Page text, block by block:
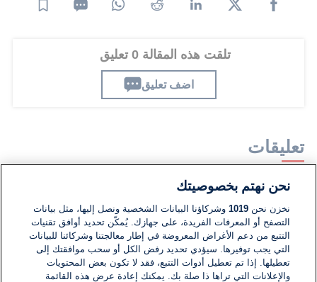
تلقت هذه المقالة 0 تعليق
اضف تعليق
تعليقات
لا توجد تعليقات مكتوبة حتى الآن. كن الأول!
اكتب تعليقًا جديدًا ...
نحن نهتم بخصوصيتك
نخزن نحن1019 وشركاؤنا البيانات الشخصية ونصل إليها، مثل بيانات
التصفح أو المعرفات الفريدة، على جهازك. يُمكّن تحديد أوافق تقنيات
التتبع من دعم الأغراض المعروضة في إطار معالجتنا وشركائنا للبيانات
التي يجب توفيرها. سيؤدي تحديد رفض الكل أو سحب موافقتك إلى
تعطيلها. إذا تم تعطيل أدوات التتبع، فقد لا تكون بعض المحتويات
والإعلانات التي تراها ذا صلة بك. يمكنك إعادة عرض هذه القائمة